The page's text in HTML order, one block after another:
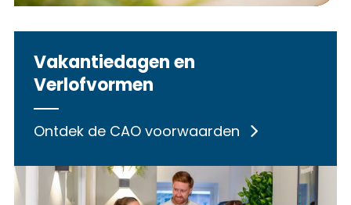
Vakantiedagen en
Verlofvormen
Ontdek de CAO voorwaarden